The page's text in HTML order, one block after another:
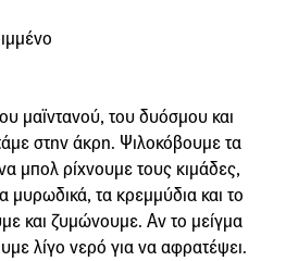
μαϊντανού, του δυόσμου και
στην άκρη. Ψιλοκόβουμε τα
μπολ ρίχνουμε τους κιμάδες,
μυρωδικά, τα κρεμμύδια και το
και ζυμώνουμε. Αν το μείγμα
λίγο νερό για να αφρατέψει.